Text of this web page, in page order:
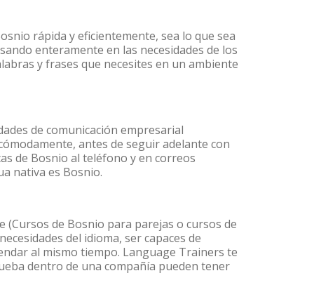
rápida y eficientemente, sea lo que sea
enteramente en las necesidades de los
y frases que necesites en un ambiente
de comunicación empresarial
antes de seguir adelante con
de Bosnio al teléfono y en correos
nativa es Bosnio.
de Bosnio para parejas o cursos de
del idioma, ser capaces de
al mismo tiempo. Language Trainers te
dentro de una compañía pueden tener